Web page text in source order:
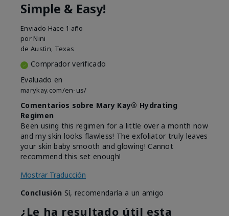
Simple & Easy!
Enviado Hace 1 año
por Nini
de Austin, Texas
Comprador verificado
Evaluado en
marykay.com/en-us/
Comentarios sobre Mary Kay® Hydrating
Regimen
Been using this regimen for a little over a month now
and my skin looks flawless! The exfoliator truly leaves
your skin baby smooth and glowing! Cannot
recommend this set enough!
Mostrar Traducción
Conclusión Sí, recomendaría a un amigo
¿Le ha resultado útil esta